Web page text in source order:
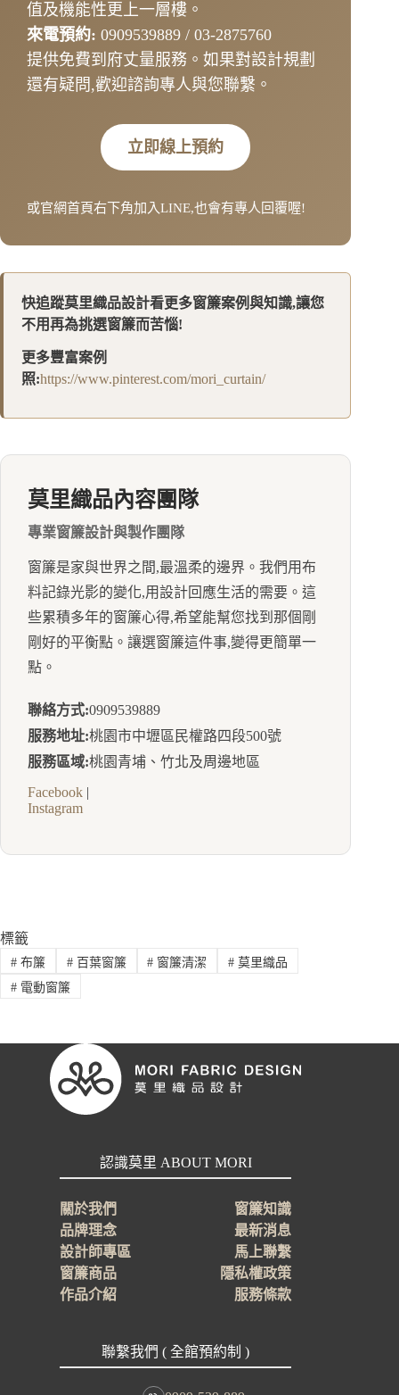
值及機能性更上一層樓。
來電預約: 0909539889 / 03-2875760
提供免費到府丈量服務。如果對設計規劃
還有疑問,歡迎諮詢專人與您聯繫。
立即線上預約
或官網首頁右下角加入LINE,也會有專人回覆喔!
快追蹤莫里織品設計看更多窗簾案例與知識,讓您
不用再為挑選窗簾而苦惱!
更多豐富案例
照:https://www.pinterest.com/mori_curtain/
莫里織品內容團隊
專業窗簾設計與製作團隊
窗簾是家與世界之間,最溫柔的邊界。我們用布
料記錄光影的變化,用設計回應生活的需要。這
些累積多年的窗簾心得,希望能幫您找到那個剛
剛好的平衡點。讓選窗簾這件事,變得更簡單一
點。
聯絡方式:0909539889
服務地址:桃園市中壢區民權路四段500號
服務區域:桃園青埔、竹北及周邊地區
Facebook |
Instagram
標籤
#布簾 #百葉窗簾 # 窗簾清潔 # 莫里織品
#電動窗簾
認識莫里 ABOUT MORI
關於我們
品牌理念
設計師專區
窗簾商品
作品介紹
窗簾知識
最新消息
馬上聯繫
隱私權政策
服務條款
聯繫我們 ( 全館預約制 )